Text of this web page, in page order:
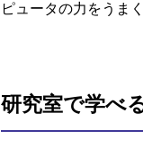
ピュータの力をうま
研究室で学べ